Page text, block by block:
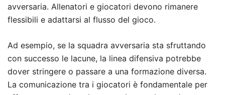
avversaria. Allenatori e giocatori devono rimanere
flessibili e adattarsi al flusso del gioco.
Ad esempio, se la squadra avversaria sta sfruttando
con successo le lacune, la linea difensiva potrebbe
dover stringere o passare a una formazione diversa.
La comunicazione tra i giocatori è fondamentale per